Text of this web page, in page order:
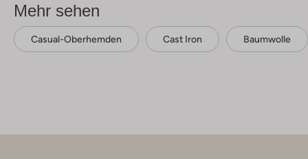
Mehr sehen
Casual-Oberhemden Cast Iron Baumwolle